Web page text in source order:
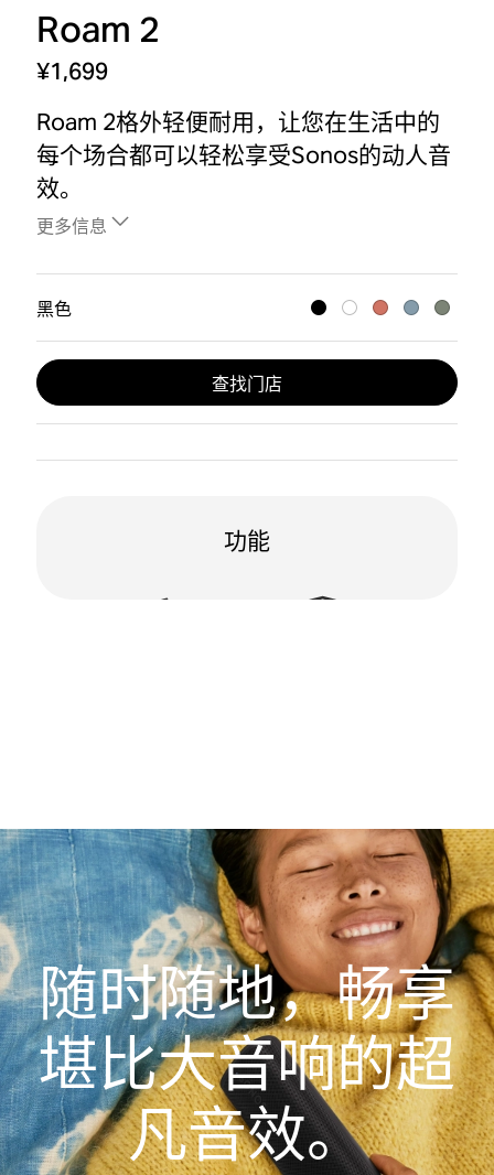
Roam 2
¥1,699
Roam 2格外轻便耐用，让您在生活中的
每个场合都可以轻松享受Sonos的动人音
效。
更多信息
黑色
查找门店
功能
蓝牙 自适应Trueplay™
Apple AirPlay 2 按钮控件
支持语音功能
随时随地，畅享
堪比大音响的超
凡音效。